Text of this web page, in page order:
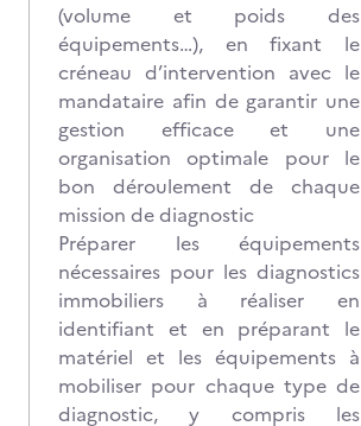
(volume et poids des
équipements…), en fixant le
créneau d’intervention avec le
mandataire afin de garantir une
gestion efficace et une
organisation optimale pour le
bon déroulement de chaque
mission de diagnostic
Préparer les équipements
nécessaires pour les diagnostics
immobiliers à réaliser en
identifiant et en préparant le
matériel et les équipements à
mobiliser pour chaque type de
diagnostic, y compris les